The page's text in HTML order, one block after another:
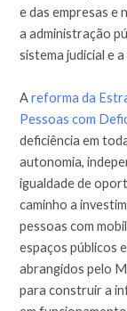
e das empresas e
a administração
sistema judicial e
Areforma da
Pessoas com
deficiência em
autonomia,
igualdade de
caminho a
pessoas com
espaços públicos
abrangidos pelo
para construir a